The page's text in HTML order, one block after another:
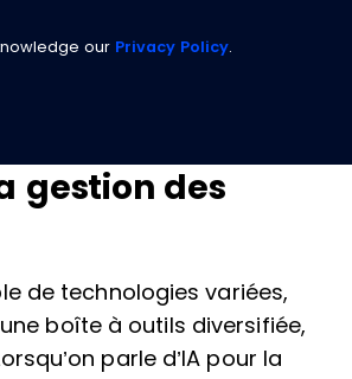
our Privacy Policy.
gestion des
de technologies variées,
boîte à outils diversifiée,
parle d’IA pour la